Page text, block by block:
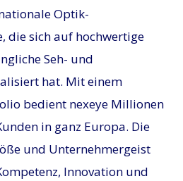
Optik-
die sich auf hochwertige
Seh- und
hat. Mit einem
bedient nexeye Millionen
in ganz Europa. Die
und Unternehmergeist
Innovation und